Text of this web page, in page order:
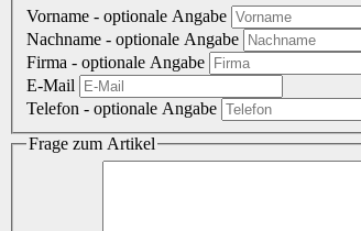
Vorname - optionale Angabe
Nachname - optionale Angabe
Firma - optionale Angabe
E-Mail
Telefon - optionale Angabe
Frage zum Artikel